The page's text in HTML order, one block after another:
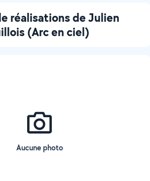
réalisations de Julien
(Arc en ciel)
Aucune photo